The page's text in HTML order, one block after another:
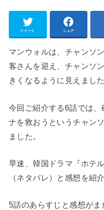
ツイート シェア
マンウォルは、チャンソ
客さんを迎え、チャンソ
きくなるように見えました
今回ご紹介する6話では
ナを救おうというチャン
ました。
早速、韓国ドラマ『ホテ
（ネタバレ）と感想を紹
5話のあらすじと感想が